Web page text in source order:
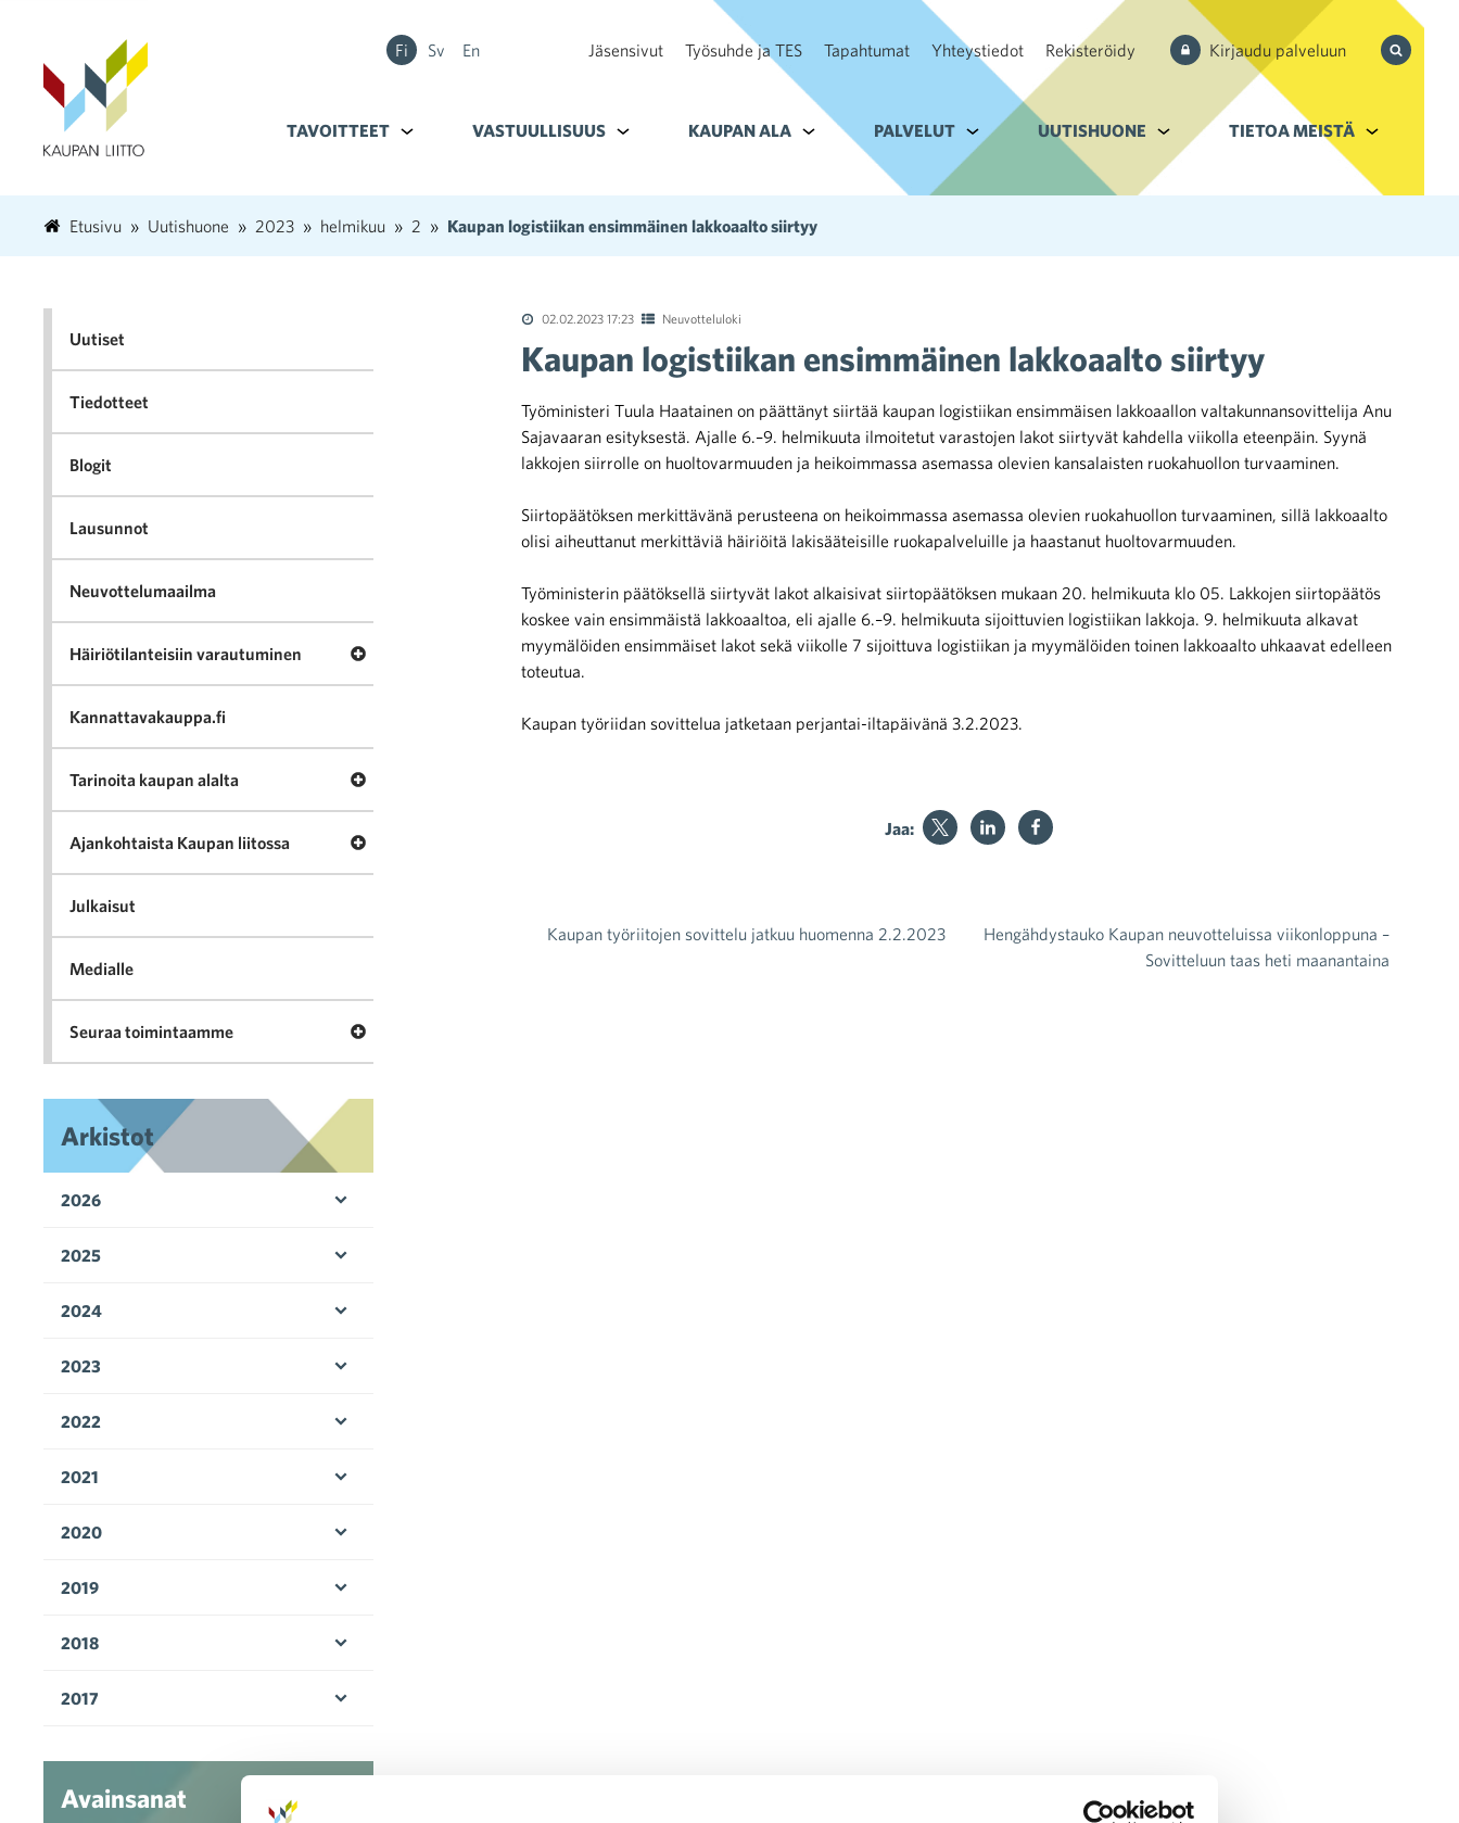
Fi Sv En Jäsensivut Työsuhde ja TES Tapahtumat Yhteystiedot Rekisteröidy Kirjaudu palveluun
Hae
sivustolta
TAVOITTEET Alavalikko kohteelle Tavoitteet
VASTUULLISUUS Alavalikko kohteelle Vastuullisuus
KAUPAN ALA Alavalikko kohteelle Kaupan ala
PALVELUT Alavalikko kohteelle Palvelut
UUTISHUONE Alavalikko kohteelle Uutishuone
TIETOA MEISTÄ Alavalikko
Etusivu Uutishuone 2023 helmikuu 2 Kaupan logistiikan ensimmäinen lakkoaalto siirtyy
02.02.2023 17:23 Neuvotteluloki
Kaupan logistiikan ensimmäinen lakkoaalto siirtyy
Työministeri Tuula Haatainen on päättänyt siirtää kaupan logistiikan ensimmäisen lakkoaallon valtakunnansovittelija Anu
Sajavaaran esityksestä. Ajalle 6.–9. helmikuuta ilmoitetut varastojen lakot siirtyvät kahdella viikolla eteenpäin. Syynä
lakkojen siirrolle on huoltovarmuuden ja heikoimmassa asemassa olevien kansalaisten ruokahuollon turvaaminen.
Siirtopäätöksen merkittävänä perusteena on heikoimmassa asemassa olevien ruokahuollon turvaaminen, sillä lakkoaalto
olisi aiheuttanut merkittäviä häiriöitä lakisääteisille ruokapalveluille ja haastanut huoltovarmuuden.
Työministerin päätöksellä siirtyvät lakot alkaisivat siirtopäätöksen mukaan 20. helmikuuta klo 05. Lakkojen siirtopäätös
koskee vain ensimmäistä lakkoaaltoa, eli ajalle 6.–9. helmikuuta sijoittuvien logistiikan lakkoja. 9. helmikuuta alkavat
myymälöiden ensimmäiset lakot sekä viikolle 7 sijoittuva logistiikan ja myymälöiden toinen lakkoaalto uhkaavat edelleen
toteutua.
Kaupan työriidan sovittelua jatketaan perjantai-iltapäivänä 3.2.2023.
Jaa:
Kaupan työriitojen sovittelu jatkuu huomenna 2.2.2023
Hengähdystauko Kaupan neuvotteluissa viikonloppuna –
Sovitteluun taas heti maanantaina
Uutiset
Tiedotteet
Blogit
Lausunnot
Neuvottelumaailma
Häiriötilanteisiin varautuminen Avaa valikko Häiriötilanteisiin varautuminen
Kannattavakauppa.fi
Tarinoita kaupan alalta Avaa valikko Tarinoita kaupan alalta
Ajankohtaista Kaupan liitossa Avaa valikko Ajankohtaista Kaupan liitossa
Julkaisut
Medialle
Seuraa toimintaamme Avaa valikko Seuraa toimintaamme
Arkistot
2026
2025
2024
2023
2022
2021
2020
2019
2018
2017
Avainsanat